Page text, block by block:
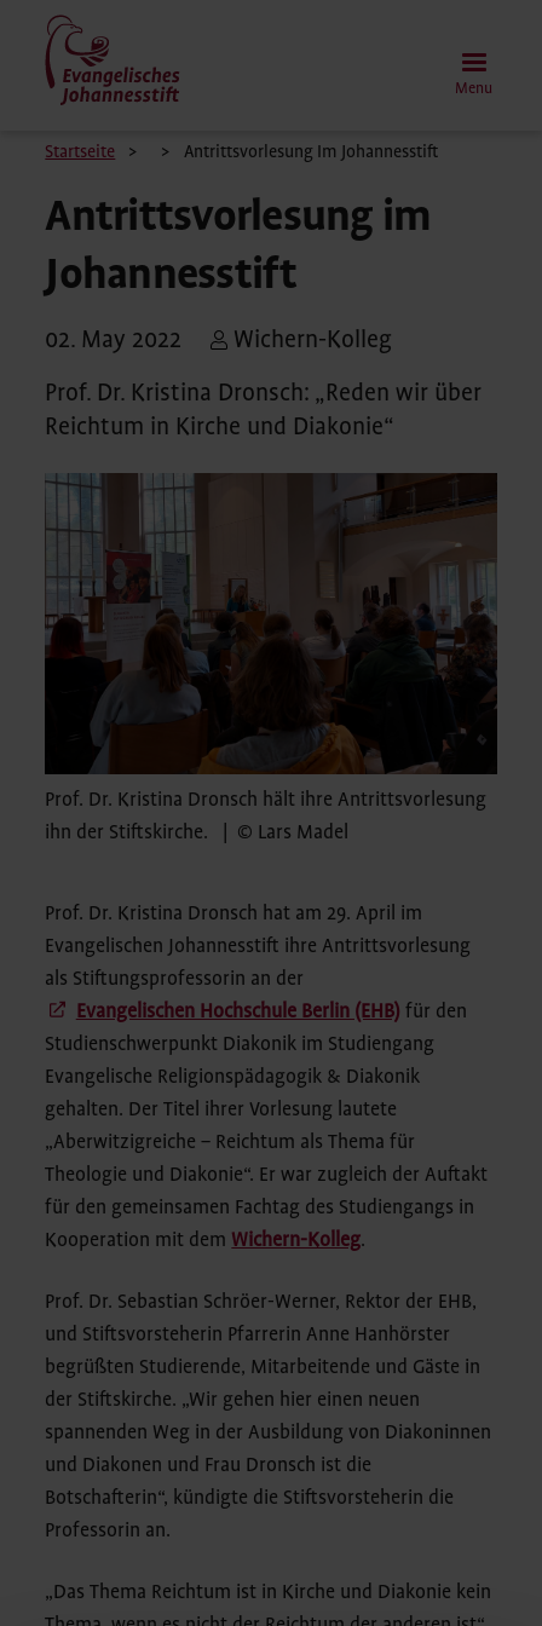
Menu
Breadcrumb
Startseite Antrittsvorlesung Im Johannesstift
Antrittsvorlesung im
Johannesstift
02. May 2022
Wichern-Kolleg
Prof. Dr. Kristina Dronsch: „Reden wir über
Reichtum in Kirche und Diakonie“
Prof. Dr. Kristina Dronsch hält ihre Antrittsvorlesung
ihn der Stiftskirche. | © Lars Madel
Prof. Dr. Kristina Dronsch hat am 29. April im
Evangelischen Johannesstift ihre Antrittsvorlesung
als Stiftungsprofessorin an der
Evangelischen Hochschule Berlin (EHB) für den
Studienschwerpunkt Diakonik im Studiengang
Evangelische Religionspädagogik & Diakonik
gehalten. Der Titel ihrer Vorlesung lautete
„Aberwitzigreiche – Reichtum als Thema für
Theologie und Diakonie“. Er war zugleich der Auftakt
für den gemeinsamen Fachtag des Studiengangs in
Kooperation mit dem Wichern-Kolleg.
Prof. Dr. Sebastian Schröer-Werner, Rektor der EHB,
und Stiftsvorsteherin Pfarrerin Anne Hanhörster
begrüßten Studierende, Mitarbeitende und Gäste in
der Stiftskirche. „Wir gehen hier einen neuen
spannenden Weg in der Ausbildung von Diakoninnen
und Diakonen und Frau Dronsch ist die
Botschafterin“, kündigte die Stiftsvorsteherin die
Professorin an.
„Das Thema Reichtum ist in Kirche und Diakonie kein